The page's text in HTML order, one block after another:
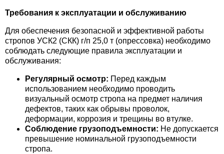
Требования к эксплуатации и обслуживанию
Для обеспечения безопасной и эффективной работы
стропов УСК2 (СКК) г/п 25,0 т (опрессовка) необходимо
соблюдать следующие правила эксплуатации и
обслуживания:
Регулярный осмотр: Перед каждым
использованием необходимо проводить
визуальный осмотр стропа на предмет наличия
дефектов, таких как обрывы проволок,
деформации, коррозия и трещины во втулке.
Соблюдение грузоподъемности: Не допускается
превышение номинальной грузоподъемности
стропа.